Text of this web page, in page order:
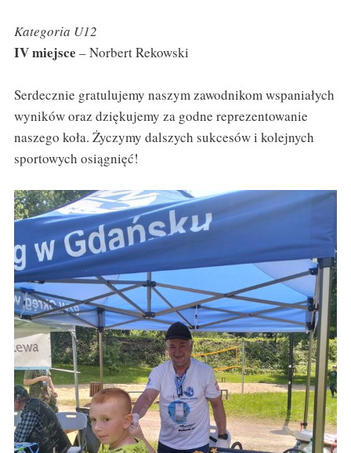
Kategoria U12
IV miejsce – Norbert Rekowski
Serdecznie gratulujemy naszym zawodnikom wspaniałych
wyników oraz dziękujemy za godne reprezentowanie
naszego koła. Życzymy dalszych sukcesów i kolejnych
sportowych osiągnięć!